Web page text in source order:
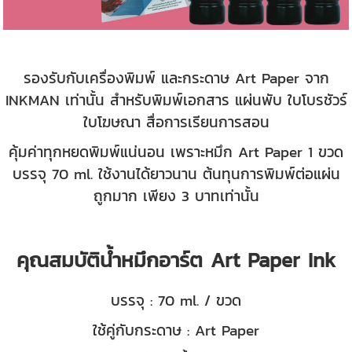
รองรับกับเครื่องพิมพ์ และกระดาษ Art Paper จาก
INKMAN เท่านั้น สำหรับพิมพ์เอกสาร แผ่นพับ ใบโบรชัวร์
ใบโฆษณา สื่อการเรียนการสอน
คุ้มค่าทุกหยดพิมพ์แน่นอน เพราะหมึก Art Paper 1 ขวด
บรรจุ 70 ml. ใช้งานได้ยาวนาน ต้นทุนการพิมพ์ต่อแผ่น
ถูกมาก เพียง 3 บาทเท่านั้น
คุณสมบัติน้ำหมึกอาร์ต Art Paper Ink
บรรจุ : 70 ml. / ขวด
ใช้คู่กับกระดาษ : Art Paper